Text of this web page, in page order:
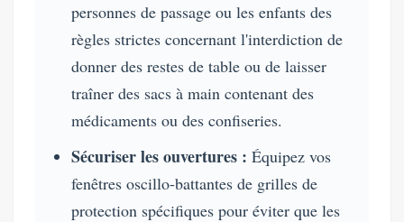
personnes de passage ou les enfants des
règles strictes concernant l'interdiction de
donner des restes de table ou de laisser
traîner des sacs à main contenant des
médicaments ou des confiseries.
Sécuriser les ouvertures : Équipez vos
fenêtres oscillo-battantes de grilles de
protection spécifiques pour éviter que les